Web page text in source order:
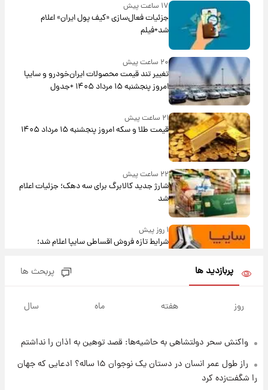
۱۷ ساعت پیش
جزئیات فعال‌سازی «کیف پول ایران» اعلام
شد+فیلم
۲۰ ساعت پیش
تغییر تند قیمت محصولات ایران‌خودرو و سایپا
امروز پنجشنبه ۱۵ مرداد ۱۴۰۵ +جدول
۲۱ ساعت پیش
قیمت طلا و سکه امروز پنجشنبه ۱۵ مرداد ۱۴۰۵
۲۲ ساعت پیش
شارژ جدید کالابرگ برای سه دهک؛ جزئیات اعلام
شد
۱ روز پیش
شرایط تازه فروش اقساطی سایپا اعلام شد؛
قیمت سکه و طلا فردا
۱ روز پیش
پربازدید ها پربحث ها
روز هفته ماه سال
واکنش سحر دولتشاهی به حاشیه‌ها: قصد توهین به اذان را نداشتم
راز طول عمر انسان در دستان یک نوجوان ۱۵ ساله؟ ادعایی که جهان
را شگفت‌زده کرد